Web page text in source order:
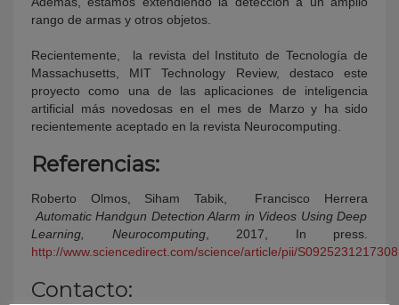
rango de armas y otros objetos.
Recientemente,
la revista del Instituto de Tecnología de
Massachusetts, MIT Technology Review, destaco este
proyecto como una de las aplicaciones de inteligencia
artificial más novedosas en el mes de Marzo y ha sido
recientemente aceptado en la revista Neurocomputing.
Referencias:
Roberto Olmos, Siham Tabik, Francisco Herrera
Automatic Handgun Detection Alarm in Videos Using Deep
Learning, Neurocomputing, 2017, In press.
http://www.sciencedirect.com/science/article/pii/
Contacto: